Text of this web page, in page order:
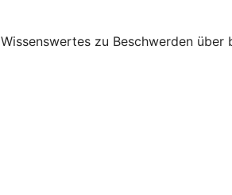
Wissenswertes zu Beschwerden